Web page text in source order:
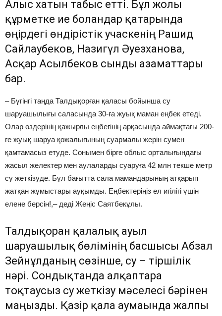
Алғыс хатын табыс етті. Бұл жолғы
құрметке ие болғандар қатарында
өңірдегі өндірістік учаскенің Рашид
Сайлаубеков, Назигүл Әуезханова,
Асқар Асылбеков сынды азаматтары
бар.
– Бүгінгі таңда Талдықорған қаласы бойынша су
шаруашылығы саласында 30-ға жуық маман еңбек етеді.
Олар өздерінің қажырлы еңбегінің арқасында аймақтағы 200-
ге жуық шаруа қожалығының суармалы жерін сумен
қамтамасыз етуде. Сонымен бірге облыс орталығындағы
жасыл желектер мен аулаларды суаруға 42 млн текше метр
су жеткізуде. Бұл бағытта сала мамандарының атқарып
жатқан жұмыстары ауқымды. Еңбектеріңіз ел игілігі үшін
елене берсін!,– деді Жеңіс Саятбекұлы.
Талдықорған қалалық ауыл
шаруашылық бөлімінің басшысы Абзал
Зейнұлданың сөзінше, су – тіршілік
нәрі. Сондықтанда алқаптарға
тоқтаусыз су жеткізу мәселесі бәрінен
маңызды. Қазір қала аумағында жалпы